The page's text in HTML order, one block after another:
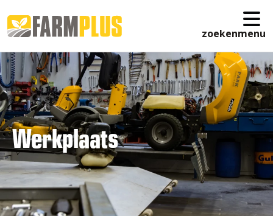
zoekenmenu
Werkplaats